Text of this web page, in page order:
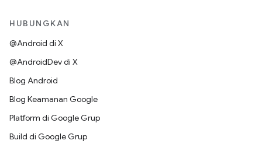
HUBUNGKAN
@Android di X
@AndroidDev di X
Blog Android
Blog Keamanan Google
Platform di Google Grup
Build di Google Grup